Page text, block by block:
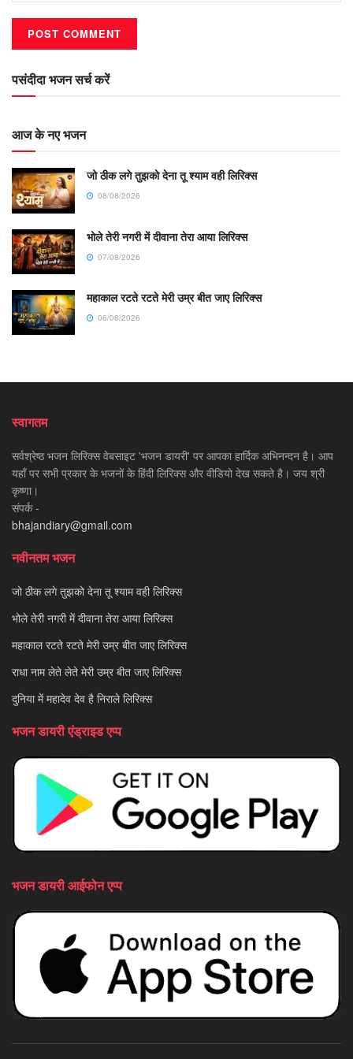
पसंदीदा भजन सर्च करें
आज के नए भजन
जो ठीक लगे तुझको देना तू श्याम वही लिरिक्स
08/08/2026
भोले तेरी नगरी में दीवाना तेरा आया लिरिक्स
07/08/2026
महाकाल रटते रटते मेरी उम्र बीत जाए लिरिक्स
06/08/2026
स्वागतम
सर्वश्रेष्ठ भजन लिरिक्स वेबसाइट 'भजन डायरी' पर आपका हार्दिक अभिनन्दन है। आप
यहाँ पर सभी प्रकार के भजनों के हिंदी लिरिक्स और वीडियो देख सकते है। जय श्री
कृष्णा।
संपर्क -
bhajandiary@gmail.com
नवीनतम भजन
जो ठीक लगे तुझको देना तू श्याम वही लिरिक्स
भोले तेरी नगरी में दीवाना तेरा आया लिरिक्स
महाकाल रटते रटते मेरी उम्र बीत जाए लिरिक्स
राधा नाम लेते लेते मेरी उम्र बीत जाए लिरिक्स
दुनिया में महादेव देव है निराले लिरिक्स
भजन डायरी एंड्राइड एप्प
भजन डायरी आईफोन एप्प